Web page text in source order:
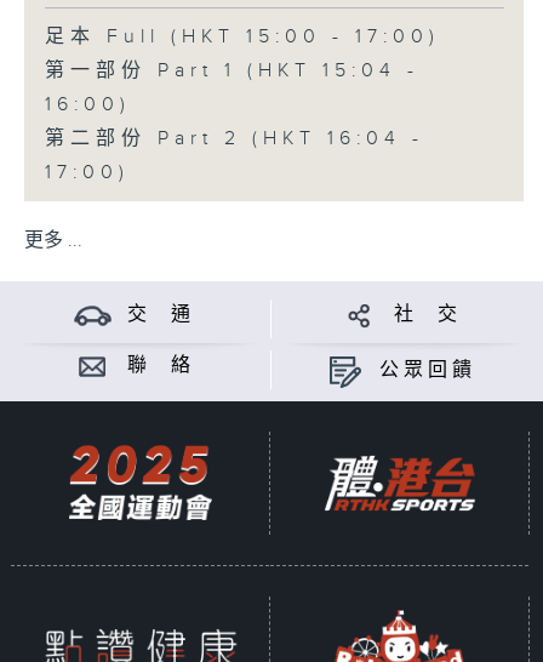
足本 Full (HKT 15:00 - 17:00)
第一部份 Part 1 (HKT 15:04 -
16:00)
第二部份 Part 2 (HKT 16:04 -
17:00)
更多 ...
交 通 社 交
聯 絡 公眾回饋